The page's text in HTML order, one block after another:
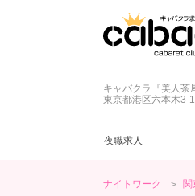
キャバクラ『美人茶
東京都港区六本木3-
夜職求人
(39)
キャバクラ (44)
ネイル自由 (5)
(41)ナイトワーク 関